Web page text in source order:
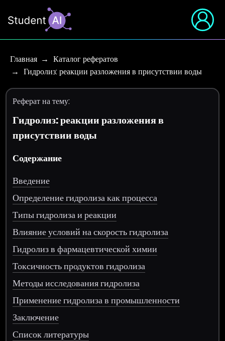
Главная
Каталог рефератов
Гидролиз: реакции разложения в присутствии воды
Реферат на тему:
Гидролиз: реакции разложения в
присутствии воды
Содержание
Введение
Определение гидролиза как процесса
Типы гидролиза и реакции
Влияние условий на скорость гидролиза
Гидролиз в фармацевтической химии
Токсичность продуктов гидролиза
Методы исследования гидролиза
Применение гидролиза в промышленности
Заключение
Список литературы